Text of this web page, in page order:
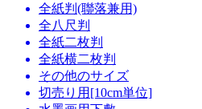
全紙判(聯落兼用)
全八尺判
全紙二枚判
全紙横二枚判
その他のサイズ
切売り用[10cm単位]